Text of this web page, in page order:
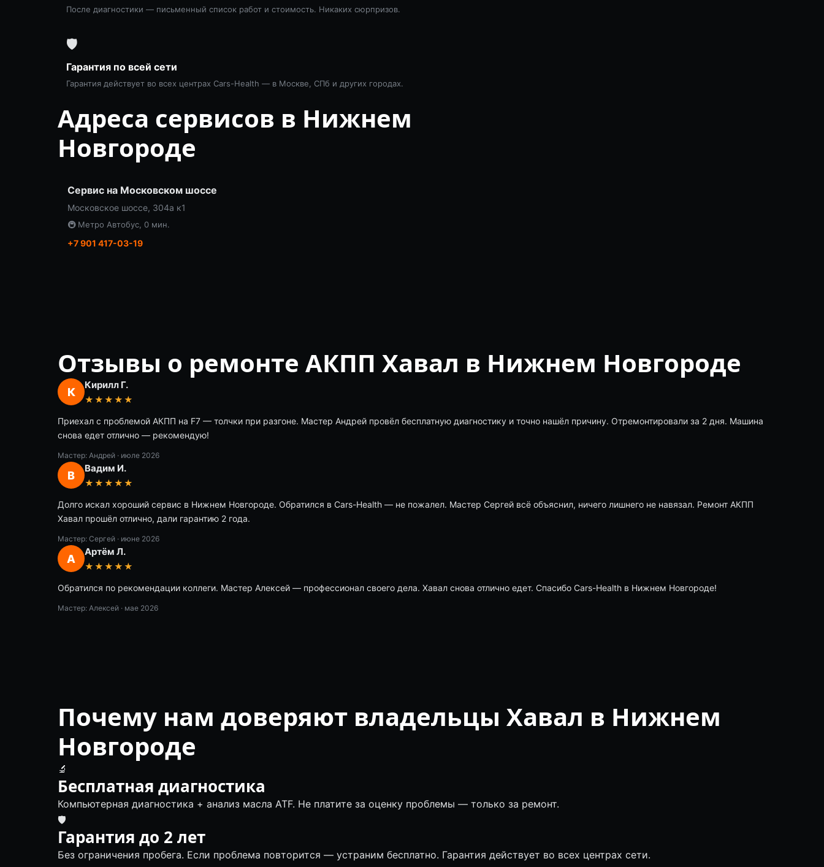
После диагностики — письменный список работ и стоимость. Никаких сюрпризов.
🛡
Гарантия по всей сети
Гарантия действует во всех центрах Cars-Health — в Москве, СПб и других городах.
Адреса сервисов в Нижнем
Новгороде
Сервис на Московском шоссе
Московское шоссе, 304а к1
🚇 Метро Автобус, 0 мин.
+7 901 417-03-19
Отзывы о ремонте АКПП Хавал в Нижнем Новгороде
К
Кирилл Г.
★★★★★
Приехал с проблемой АКПП на F7 — толчки при разгоне. Мастер Андрей провёл бесплатную диагностику и точно нашёл причину. Отремонтировали за 2 дня. Машина
снова едет отлично — рекомендую!
Мастер: Андрей · июле 2026
В
Вадим И.
★★★★★
Долго искал хороший сервис в Нижнем Новгороде. Обратился в Cars-Health — не пожалел. Мастер Сергей всё объяснил, ничего лишнего не навязал. Ремонт АКПП
Хавал прошёл отлично, дали гарантию 2 года.
Мастер: Сергей · июне 2026
А
Артём Л.
★★★★★
Обратился по рекомендации коллеги. Мастер Алексей — профессионал своего дела. Хавал снова отлично едет. Спасибо Cars-Health в Нижнем Новгороде!
Мастер: Алексей · мае 2026
Почему нам доверяют владельцы Хавал в Нижнем
Новгороде
🔬
Бесплатная диагностика
Компьютерная диагностика + анализ масла ATF. Не платите за оценку проблемы — только за ремонт.
🛡
Гарантия до 2 лет
Без ограничения пробега. Если проблема повторится — устраним бесплатно. Гарантия действует во всех центрах сети.